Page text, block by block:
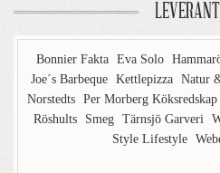
Bonnier Fakta Eva Solo
Joe´s Barbeque Kettlepizza Natur
Norstedts Per Morberg Köksredskap
Röshults
Smeg Tärnsjö Garveri
Style Lifestyle